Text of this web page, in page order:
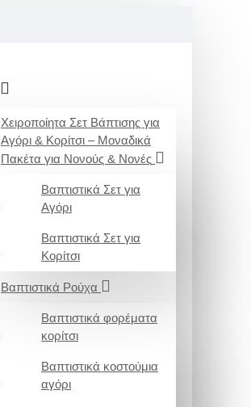
Χειροποίητα Σετ Βάπτισης για
Αγόρι & Κορίτσι – Μοναδικά
Πακέτα για Νονούς & Νονές
Βαπτιστικά Σετ για
Αγόρι
Βαπτιστικά Σετ για
Κορίτσι
Βαπτιστικά Ρούχα
Βαπτιστικά φορέματα
κορίτσι
Βαπτιστικά κοστούμια
αγόρι